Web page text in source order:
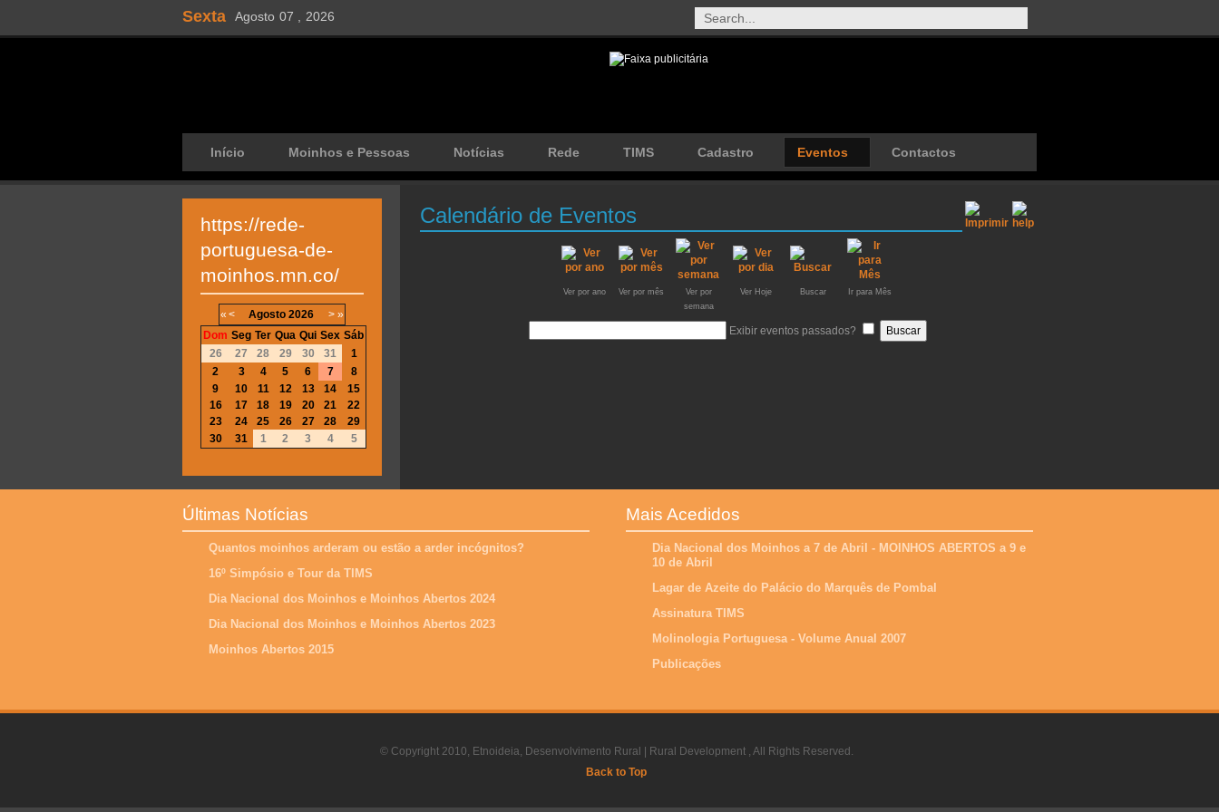
Sexta Agosto 07 , 2026
Início Moinhos e Pessoas Notícias Rede TIMS Cadastro Eventos Contactos
Calendário de Eventos
Ver por ano Ver por mês
Ver por
semana
Ver Hoje Buscar Ir para Mês
Exibir eventos passados?
https://rede-
portuguesa-de-
moinhos.mn.co/
« < Agosto 2026 > »
Dom Seg Ter Qua Qui Sex Sáb
26
27 28 29 30 31
1
2
3 4 5 6 7
8
9
10 11 12 13 14
15
16
17 18 19 20 21
22
23
24 25 26 27 28
29
30
31 1 2 3 4 5
Últimas Notícias
Quantos moinhos arderam ou estão a arder incógnitos?
16º Simpósio e Tour da TIMS
Dia Nacional dos Moinhos e Moinhos Abertos 2024
Dia Nacional dos Moinhos e Moinhos Abertos 2023
Moinhos Abertos 2015
Mais Acedidos
Dia Nacional dos Moinhos a 7 de Abril - MOINHOS ABERTOS a 9 e
10 de Abril
Lagar de Azeite do Palácio do Marquês de Pombal
Assinatura TIMS
Molinologia Portuguesa - Volume Anual 2007
Publicações
© Copyright 2010, Etnoideia, Desenvolvimento Rural | Rural Development , All Rights Reserved.
Back to Top